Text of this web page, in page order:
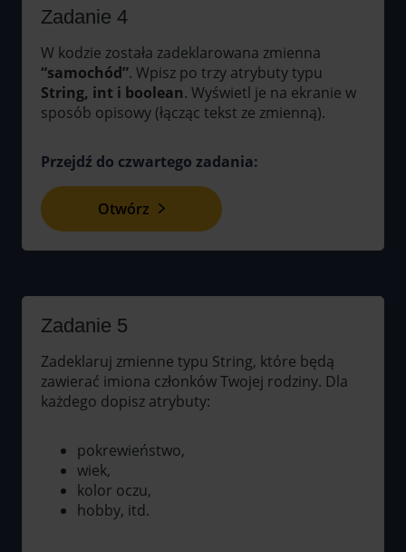
Zadanie 4
W kodzie została zadeklarowana zmienna
“samochód”. Wpisz po trzy atrybuty typu
String, int i boolean. Wyświetl je na ekranie w
sposób opisowy (łącząc tekst ze zmienną).
Przejdź do czwartego zadania:
Otwórz
Zadanie 5
Zadeklaruj zmienne typu String, które będą
zawierać imiona członków Twojej rodziny. Dla
każdego dopisz atrybuty:
pokrewieństwo,
wiek,
kolor oczu,
hobby, itd.